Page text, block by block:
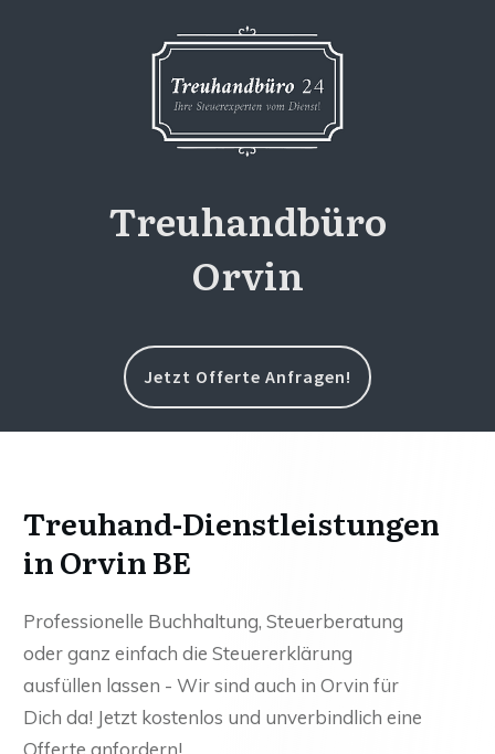
Treuhandbüro
Orvin
Jetzt Offerte Anfragen!
Treuhand-Dienstleistungen
in Orvin BE
Professionelle Buchhaltung, Steuerberatung
oder ganz einfach die Steuererklärung
ausfüllen lassen - Wir sind auch in Orvin für
Dich da! Jetzt kostenlos und unverbindlich eine
Offerte anfordern!